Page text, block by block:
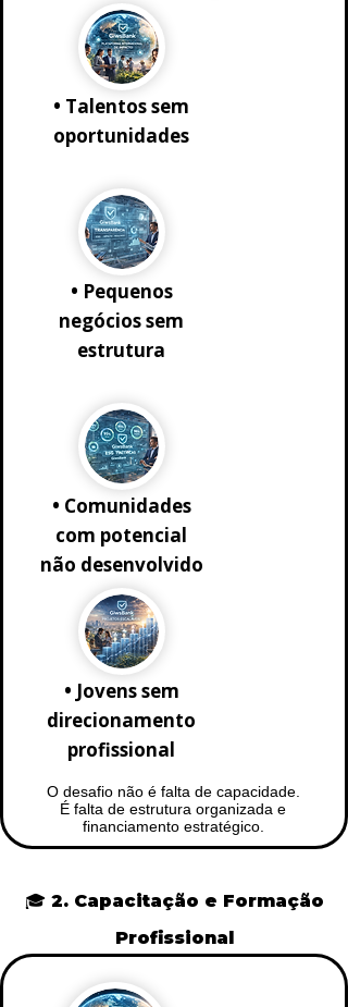
• Talentos sem
oportunidades
• Pequenos
negócios sem
estrutura
• Comunidades
com potencial
não desenvolvido
• Jovens sem
direcionamento
profissional
O desafio não é falta de capacidade.
É falta de estrutura organizada e
financiamento estratégico.
🎓 2. Capacitação e Formação
Profissional